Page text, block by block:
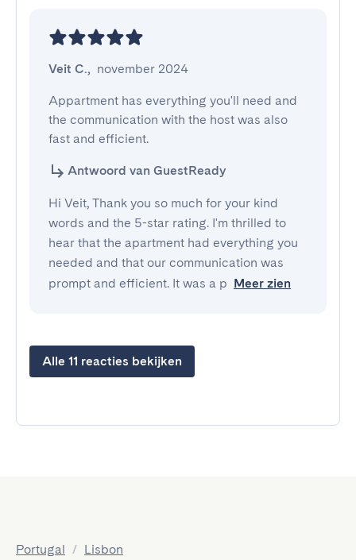
Veit C., november 2024
Appartment has everything you'll need and
the communication with the host was also
fast and efficient.
Antwoord van GuestReady
Hi Veit, Thank you so much for your kind
words and the 5-star rating. I'm thrilled to
hear that the apartment had everything you
needed and that our communication was
prompt and efficient. It was a p Meer zien
Alle 11 reacties bekijken
Portugal / Lisbon